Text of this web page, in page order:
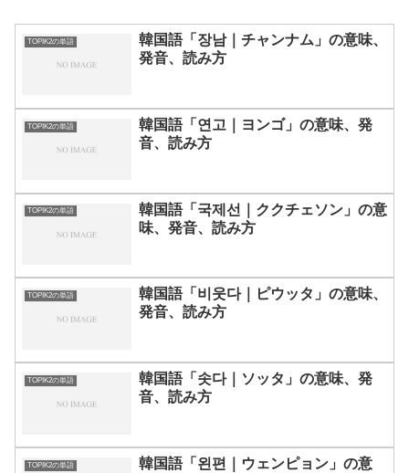
TOPIK2の単語
韓国語「장남｜チャンナム」の意味、
発音、読み方
TOPIK2の単語
韓国語「연고｜ヨンゴ」の意味、発
音、読み方
TOPIK2の単語
韓国語「국제선｜ククチェソン」の意
味、発音、読み方
TOPIK2の単語
韓国語「비웃다｜ピウッタ」の意味、
発音、読み方
TOPIK2の単語
韓国語「솟다｜ソッタ」の意味、発
音、読み方
TOPIK2の単語
韓国語「왼편｜ウェンピョン」の意